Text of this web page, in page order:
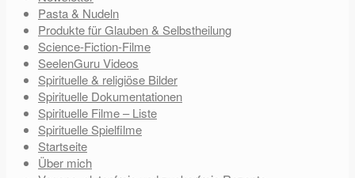
Pasta & Nudeln
Produkte für Glauben & Selbstheilung
Science-Fiction-Filme
SeelenGuru Videos
Spirituelle & religiöse Bilder
Spirituelle Dokumentationen
Spirituelle Filme – Liste
Spirituelle Spielfilme
Startseite
Über mich